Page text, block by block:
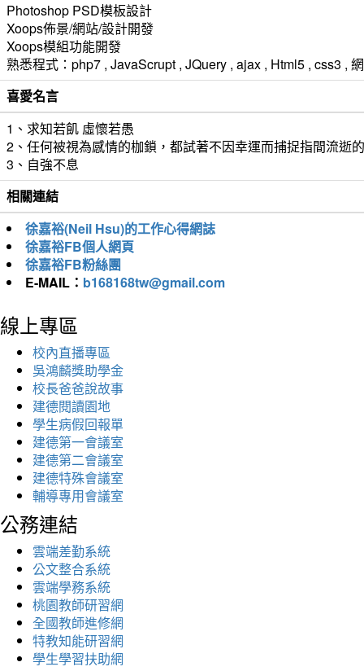
Photoshop PSD模板設計
Xoops佈景/網站/設計開發
Xoops模組功能開發
熟悉程式：php7 , JavaScrupt , JQuery , ajax , Html5 , css3 ,
喜愛名言
1、求知若飢 虛懷若愚
2、任何被視為感情的枷鎖，都試著不因幸運而捕捉指間流逝
3、自強不息
相關連結
徐嘉裕(Neil Hsu)的工作心得網誌
徐嘉裕FB個人網頁
徐嘉裕FB粉絲團
E-MAIL： b168168tw@gmail.com
線上專區
校內直播專區
吳鴻麟獎助學金
校長爸爸說故事
建德閱讀園地
學生病假回報單
建德第一會議室
建德第二會議室
建德特殊會議室
輔導專用會議室
公務連結
雲端差勤系統
公文整合系統
雲端學務系統
桃園教師研習網
全國教師進修網
特教知能研習網
學生學習扶助網